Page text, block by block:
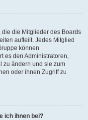
die Mitglieder des Boards
aufteilt. Jedes Mitglied
können
es den Administratoren,
zu ändern und sie zum
oder ihnen Zugriff zu
ich ihnen bei?